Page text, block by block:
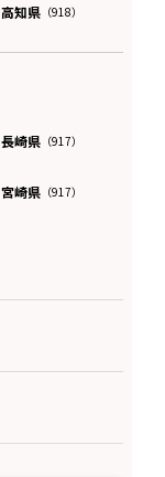
高知県 （918）
長崎県 （917）
宮崎県 （917）